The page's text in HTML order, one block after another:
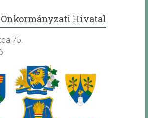
Önkormányzati Hivatal
75.